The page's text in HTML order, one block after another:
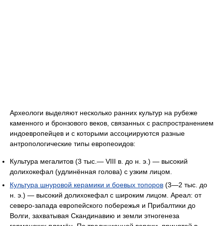
Археологи выделяют несколько ранних культур на рубеже
каменного и бронзового веков, связанных с распространением
индоевропейцев и с которыми ассоциируются разные
антропологические типы европеоидов:
Культура мегалитов (3 тыс.— VIII в. до н. э.) — высокий
долихокефал (удлинённая голова) с узким лицом.
Культура шнуровой керамики и боевых топоров (3—2 тыс. до
н. э.) — высокий долихокефал с широким лицом. Ареал: от
северо-запада европейского побережья и Прибалтики до
Волги, захватывая Скандинавию и земли этногенеза